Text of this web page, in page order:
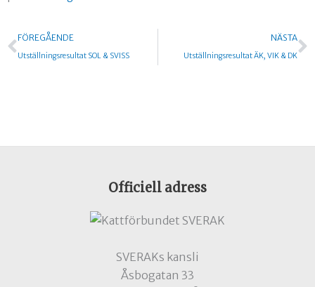
Föregående
FÖREGÅENDE
Utställningsresultat SOL & SVISS
NÄSTA
Utställningsresultat ÄK, VIK & DK
Officiell adress
SVERAKs kansli
Åsbogatan 33